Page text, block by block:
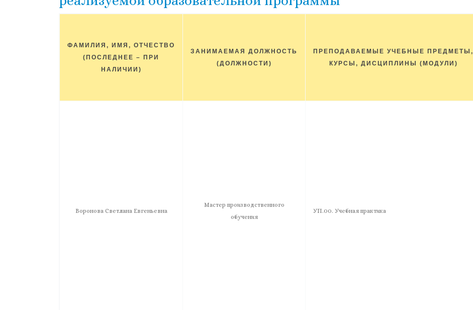
ФАМИЛИЯ, ИМЯ, ОТЧЕСТВО
(ПОСЛЕДНЕЕ – ПРИ
НАЛИЧИИ)
ЗАНИМАЕМАЯ ДОЛЖНОСТЬ
(ДОЛЖНОСТИ)
ПРЕПОДАВАЕМЫЕ УЧЕБНЫЕ ПРЕДМЕТЫ,
КУРСЫ, ДИСЦИПЛИНЫ (МОДУЛИ)
Воронова Светлана Евгеньевна
Мастер производственного
обучения
УП.00. Учебная практика